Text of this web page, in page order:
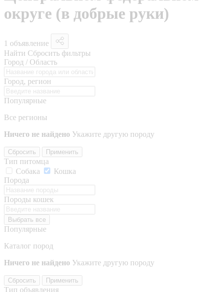
округе (в добрые руки)
1 объявление
Найти Сбросить фильтры
Город / Область
Город, регион
Популярные
Все регионы
Ничего не найдено Укажите другую породу
Сбросить Применить
Тип питомца
Собака
Кошка
Порода
Породы кошек
Выбрать все
Популярные
Каталог пород
Ничего не найдено Укажите другую породу
Сбросить Применить
Тип объявления